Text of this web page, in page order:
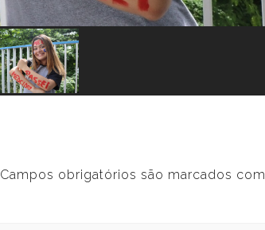
Campos obrigatórios são marcados com